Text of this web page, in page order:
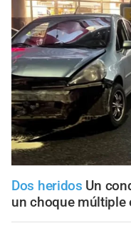
Dos heridos Un
un choque múltiple